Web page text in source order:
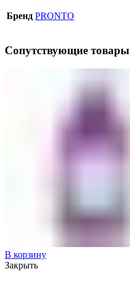
Бренд PRONTO
Сопутствующие товары
В корзину
Закрыть